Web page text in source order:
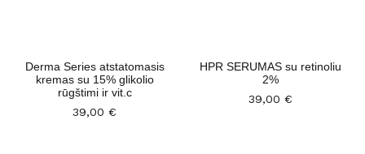
Derma Series atstatomasis
kremas su 15% glikolio
rūgštimi ir vit.c
39,00 €
HPR SERUMAS su retinoliu
2%
39,00 €